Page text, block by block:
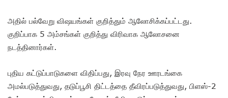
அதில் பல்வேறு வி‌ஷயங்கள் குறித்தும் ஆலோசிக்கப்பட்டது.
குறிப்பாக 5 அம்சங்கள் குறித்து விரிவாக ஆலோசனை
நடத்தினார்கள்.
புதிய கட்டுப்பாடுகளை விதிப்பது, இரவு நேர ஊரடங்கை
அமல்படுத்துவது, தடுப்பூசி திட்டத்தை தீவிரப்படுத்துவது, பிளஸ்-2